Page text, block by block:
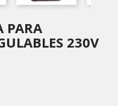
PARA
230V